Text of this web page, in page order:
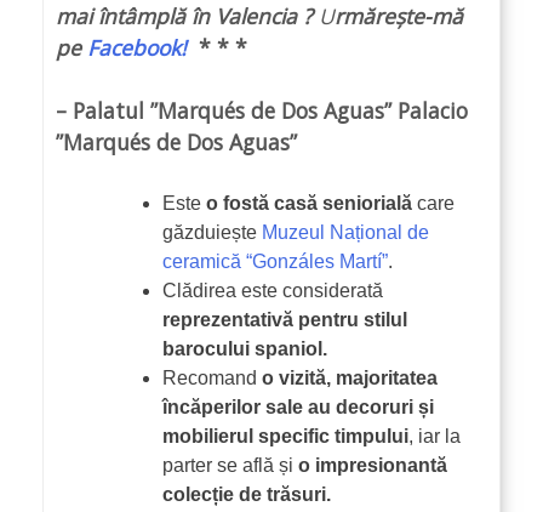
mai întâmplă în Valencia ?Urmărește-mă
pe Facebook! * * *
– Palatul ”Marqués de Dos Aguas” Palacio
”Marqués de Dos Aguas”
Este o fostă casă seniorială care
găzduiește Muzeul Național de
ceramică “Gonzáles Martí”.
Clădirea este considerată
reprezentativă pentru stilul
barocului spaniol.
Recomand o vizită, majoritatea
încăperilor sale au decoruri și
mobilierul specific timpului, iar la
parter se află și o impresionantă
colecție de trăsuri.